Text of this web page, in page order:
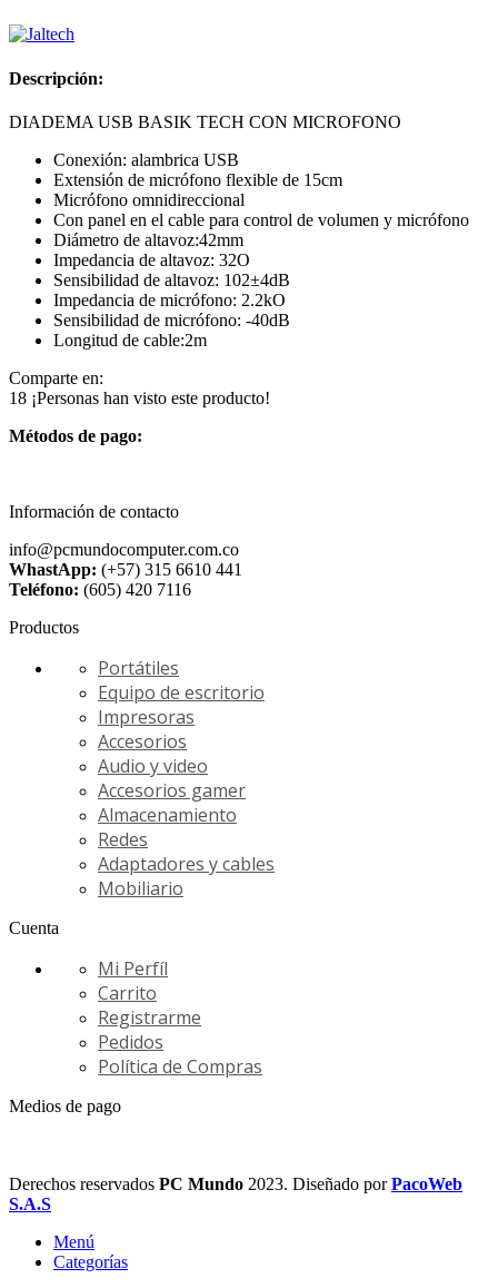
Descripción:
DIADEMA USB BASIK TECH CON MICROFONO
Conexión: alambrica USB
Extensión de micrófono flexible de 15cm
Micrófono omnidireccional
Con panel en el cable para control de volumen y micrófono
Diámetro de altavoz:42mm
Impedancia de altavoz: 32O
Sensibilidad de altavoz: 102±4dB
Impedancia de micrófono: 2.2kO
Sensibilidad de micrófono: -40dB
Longitud de cable:2m
Comparte en:
18 ¡Personas han visto este producto!
Métodos de pago:
Información de contacto
info@pcmundocomputer.com.co
WhastApp: (+57) 315 6610 441
Teléfono: (605) 420 7116
Productos
Portátiles
Equipo de escritorio
Impresoras
Accesorios
Audio y video
Accesorios gamer
Almacenamiento
Redes
Adaptadores y cables
Mobiliario
Cuenta
Mi Perfíl
Carrito
Registrarme
Pedidos
Política de Compras
Medios de pago
Derechos reservados PC Mundo 2023. Diseñado porPacoWeb
S.A.S
Menú
Categorías